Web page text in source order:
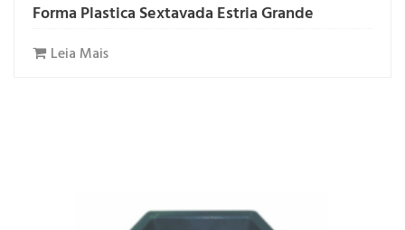
Forma Plastica Sextavada Estria Grande
Leia Mais